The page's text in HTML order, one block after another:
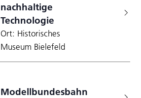
nachhaltige
Technologie
Ort: Historisches
Museum Bielefeld
Modellbundesbahn